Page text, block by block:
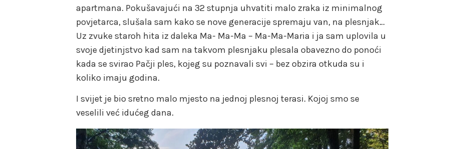
apartmana. Pokušavajući na 32 stupnja uhvatiti malo zraka iz minimalnog
povjetarca, slušala sam kako se nove generacije spremaju van, na plesnjak…
Uz zvuke staroh hita iz daleka Ma- Ma-Ma – Ma-Ma-Maria i ja sam uplovila u
svoje djetinjstvo kad sam na takvom plesnjaku plesala obavezno do ponoći
kada se svirao Pačji ples, kojeg su poznavali svi – bez obzira otkuda su i
koliko imaju godina.
I svijet je bio sretno malo mjesto na jednoj plesnoj terasi. Kojoj smo se
veselili već idućeg dana.